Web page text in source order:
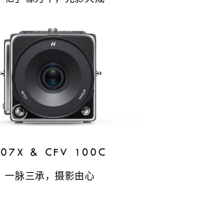
& CFV 100C
一脉三承，摄影由心